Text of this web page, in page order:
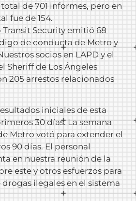
de 701 informes, pero en
fue de 154.
Transit Security emitió 68
de conducta de Metro y
socios en LAPD y el
Sheriff de Los Ángeles
205 arrestos relacionados
iniciales de esta
30 días. La semana
Metro votó para extender el
90 días. El personal
en nuestra reunión de la
este y otros esfuerzos para
ilegales en el sistema